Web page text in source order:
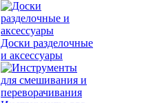
Доски разделочные
и аксессуары